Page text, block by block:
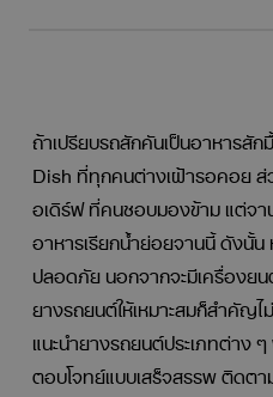
เคล็ดลั
ถ้าเปรียบรถสักคันเป็นอาหารสั
Dish ที่ทุกคนต่างเฝ้ารอคอย
อเดิร์ฟ ที่คนชอบมองข้าม แต่จา
อาหารเรียกน้ำย่อยจานนี้ ดังนั้
ปลอดภัย นอกจากจะมีเครื่องยน
ยางรถยนต์ให้เหมาะสมก็สำคัญ
แนะนำยางรถยนต์ประเภทต่าง
ตอบโจทย์แบบเสร็จสรรพ ติดตา